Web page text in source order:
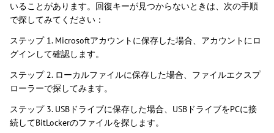
いることがあります。回復キーが見つからないときは、次の手順
で探してみてください：
ステップ 1. Microsoftアカウントに保存した場合、アカウントにロ
グインして確認します。
ステップ 2. ローカルファイルに保存した場合、ファイルエクスプ
ローラーで探してみます。
ステップ 3. USBドライブに保存した場合、USBドライブをPCに接
続してBitLockerのファイルを探します。